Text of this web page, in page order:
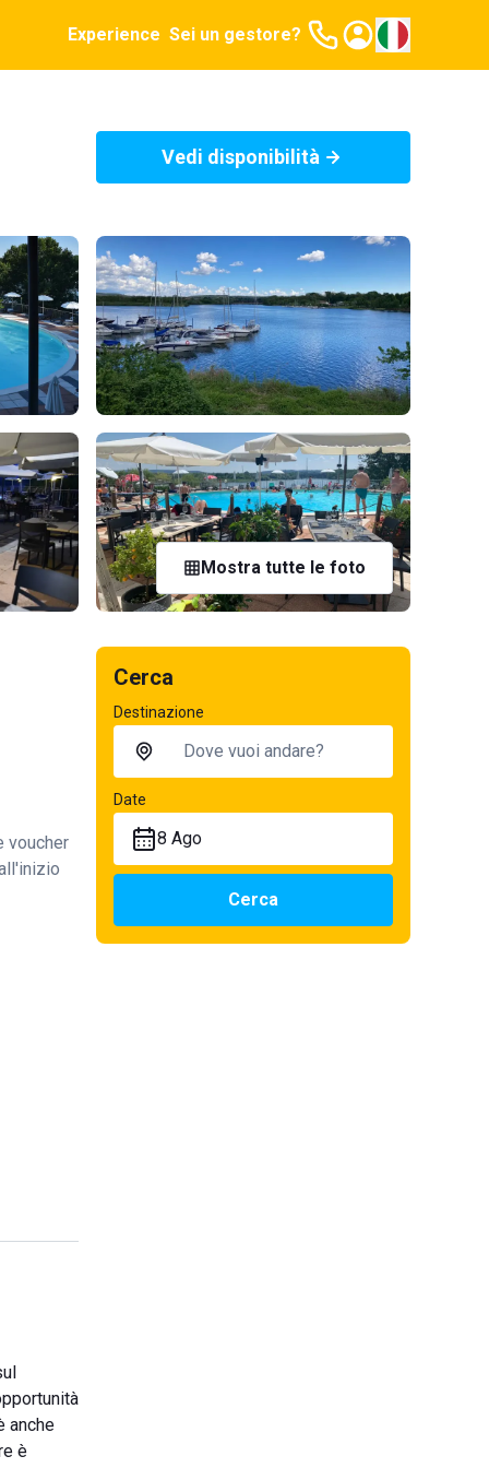
Experience Sei un gestore?
Vedi disponibilità
Mostra tutte le foto
voucher
anche
è
Cerca
Destinazione
Date
8 Ago
Cerca